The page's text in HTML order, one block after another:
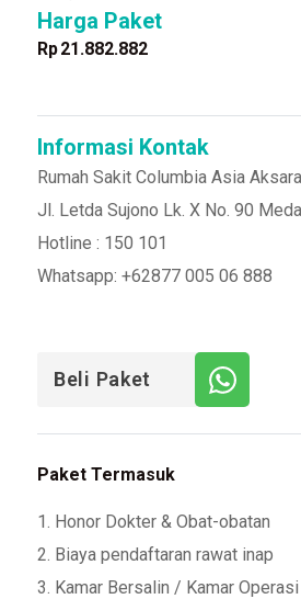
Harga Paket
Rp21.882.882
Informasi Kontak
Rumah Sakit Columbia Asia Aksara
Jl. Letda Sujono Lk. X No. 90
Hotline : 150 101
Whatsapp: +62877 005 06 888
Beli Paket
Paket Termasuk
1. Honor Dokter & Obat-obatan
2. Biaya pendaftaran rawat inap
3. Kamar Bersalin / Kamar Operasi